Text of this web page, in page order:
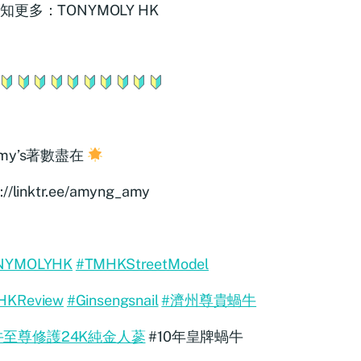
更多：TONYMOLY HK
著數盡在
linktr.ee/amyng_amy
#TMHKStreetModel
#Ginsengsnail #濟州尊貴蝸牛
尊修護24K純金人蔘#10年皇牌蝸牛